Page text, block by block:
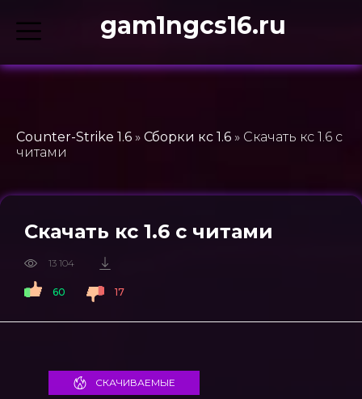
gam1ngcs16.ru
Counter-Strike 1.6 » Сборки кс 1.6 » Скачать кс 1.6 с
читами
Скачать кс 1.6 с читами
13 104
60 17
СКАЧИВАЕМЫЕ